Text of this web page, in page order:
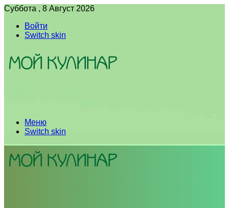
Суббота , 8 Август 2026
Войти
Switch skin
Меню
Switch skin